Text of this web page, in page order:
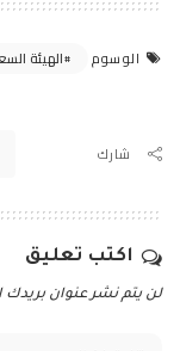
الوسوم الهيئة
شارك
اكتب تعليق
لن يتم نشر عنوان بريدك